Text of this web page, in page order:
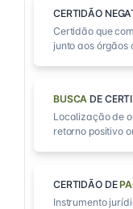
CERTIDÃO
Certidão que
junto aos órgãos
BUSCA DE
Localização de
retorno positivo
CERTIDÃO DE
Instrumento